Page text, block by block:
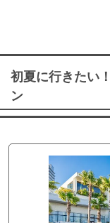
初夏に行きたい
ン